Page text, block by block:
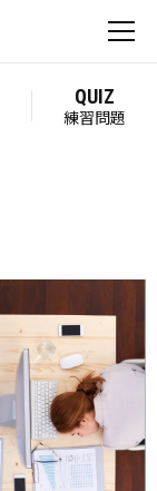
QUIZ
練習問題